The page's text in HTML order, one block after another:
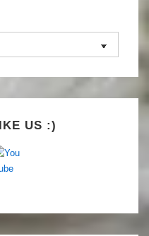
US :)